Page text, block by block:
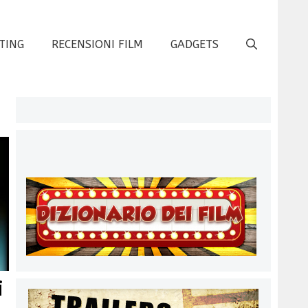
RECENSIONI FILM GADGETS